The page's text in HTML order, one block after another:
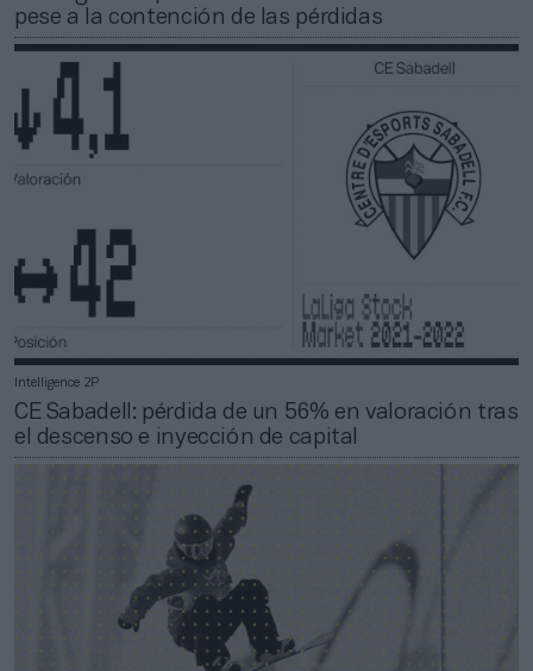
pese a la contención de las pérdidas
Intelligence 2P
CE Sabadell: pérdida de un 56% en valoración tras
el descenso e inyección de capital